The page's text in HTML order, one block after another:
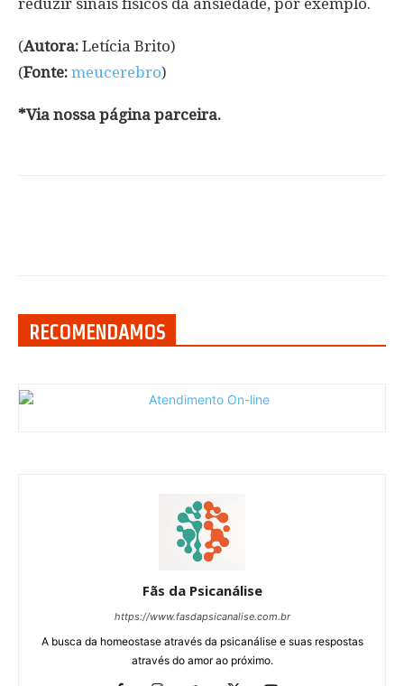
reduzir sinais físicos da ansiedade, por exemplo.
(Autora: Letícia Brito)
(Fonte: meucerebro)
*Via nossa página parceira.
RECOMENDAMOS
Fãs da Psicanálise
https://www.fasdapsicanalise.com.br
A busca da homeostase através da psicanálise e suas respostas
através do amor ao próximo.